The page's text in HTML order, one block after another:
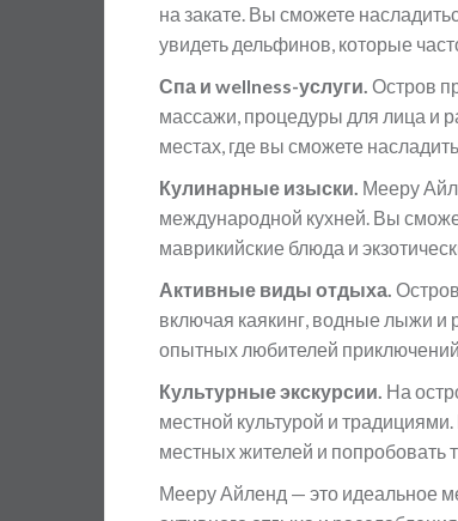
на закате. Вы сможете
увидеть дельфинов, которые
Спа и wellness-услуги. Остров
массажи, процедуры для лица и
местах, где вы сможете
Кулинарные изыски. Мееру
международной кухней. Вы
маврикийские блюда и
Активные виды отдыха.
включая каякинг, водные лыжи и
опытных любителей
Культурные экскурсии. На
местной культурой и
местных жителей и попробовать
Мееру Айленд — это идеальное